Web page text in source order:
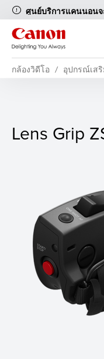
ศูนย์บริการแคนนอนจ
พระบรมราชชนนีพัน
สิงหาคม 2569 [..อ่านต่
กล้องวิดีโอ อุปกรณ์เส
Lens Grip
Lens Grip